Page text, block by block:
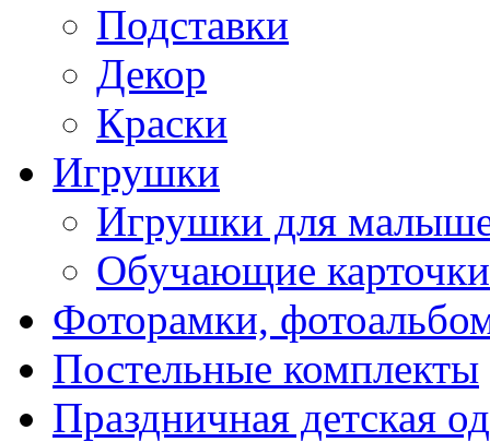
Подставки
Декор
Краски
Игрушки
Игрушки для
Обучающие карточки
Фоторамки,
Постельные комплекты
Праздничная детская